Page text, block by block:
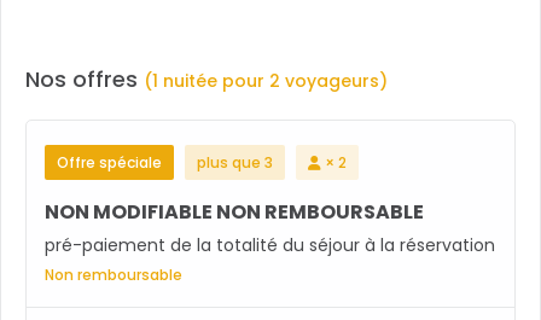
Nos offres (1 nuitée pour 2 voyageurs)
Offre spéciale plus que 3 × 2
NON MODIFIABLE NON REMBOURSABLE
pré-paiement de la totalité du séjour à la réservation
Non remboursable